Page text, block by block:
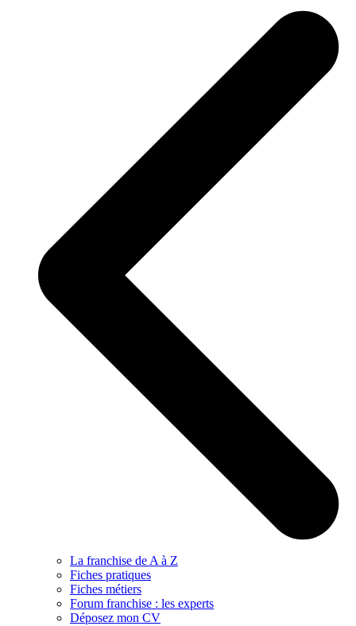
La franchise de A à Z
Fiches pratiques
Fiches métiers
Forum franchise : les experts
Déposez mon CV